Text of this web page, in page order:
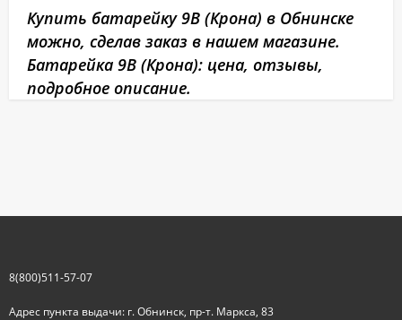
Купить батарейку 9В (Крона) в Обнинске
можно, сделав заказ в нашем магазине.
Батарейка 9В (Крона): цена, отзывы,
подробное описание.
8(800)511-57-07
Адрес пункта выдачи: г. Обнинск, пр-т. Маркса, 83